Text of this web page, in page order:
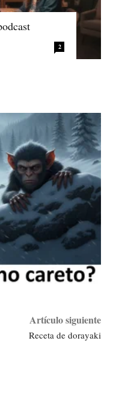
2
Artículo siguiente
Receta de dorayaki